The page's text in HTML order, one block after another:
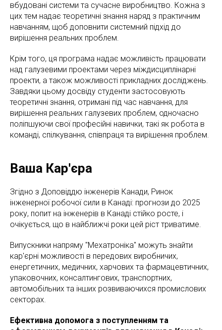
вбудовані системи та сучасне виробництво. Кожна з
цих тем надає теоретичні знання наряд з практичним
навчанням, щоб доповнити системний підхід до
вирішення реальних проблем.
Крім того, ця програма надає можливість працювати
над галузевими проектами через міждисциплінарні
проекти, а також можливості прикладних досліджень.
Завдяки цьому досвіду студенти застосовують
теоретичні знання, отримані під час навчання, для
вирішення реальних галузевих проблем, одночасно
поліпшуючи свої професійні навички, такі як робота в
команді, спілкування, співпраця та вирішення проблем.
Ваша Кар'єра
Згідно з Доповіддю інженерів Канади, Ринок
інженерної робочої сили в Канаді: прогнози до 2025
року, попит на інженерів в Канаді стійко росте, і
очікується, що в найближчі роки цей ріст триватиме.
Випускники напряму "Мехатроніка" можуть знайти
кар'єрні можливості в передових виробничих,
енергетичних, медичних, харчових та фармацевтичних,
упаковочних, консалтингових, транспортних,
автомобільних та інших розвиваючихся промислових
секторах.
Ефективна допомога з поступленням та